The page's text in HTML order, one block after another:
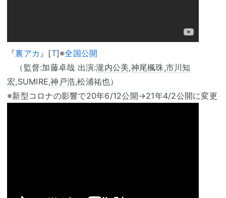
『裏アカ 』[T]※全国公開
（監督:加藤卓哉 出演:瀧内公美,神尾楓珠,市川知
宏,SUMIRE,神戸浩,松浦祐也）
※新型コロナの影響で20年6/12公開→21年4/2公開に変更